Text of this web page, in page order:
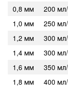
0,8 мм 200
1,0 мм
250
1,2 мм
300
1,4 мм
300
1,6 мм
350
1,8 мм
400